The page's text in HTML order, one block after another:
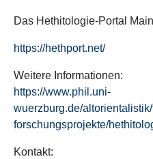
Das Hethitologie-Portal
https://hethport.net/
Weitere Informationen:
https://www.phil.uni-
wuerzburg.de/
forschungsprojekte/
Kontakt: